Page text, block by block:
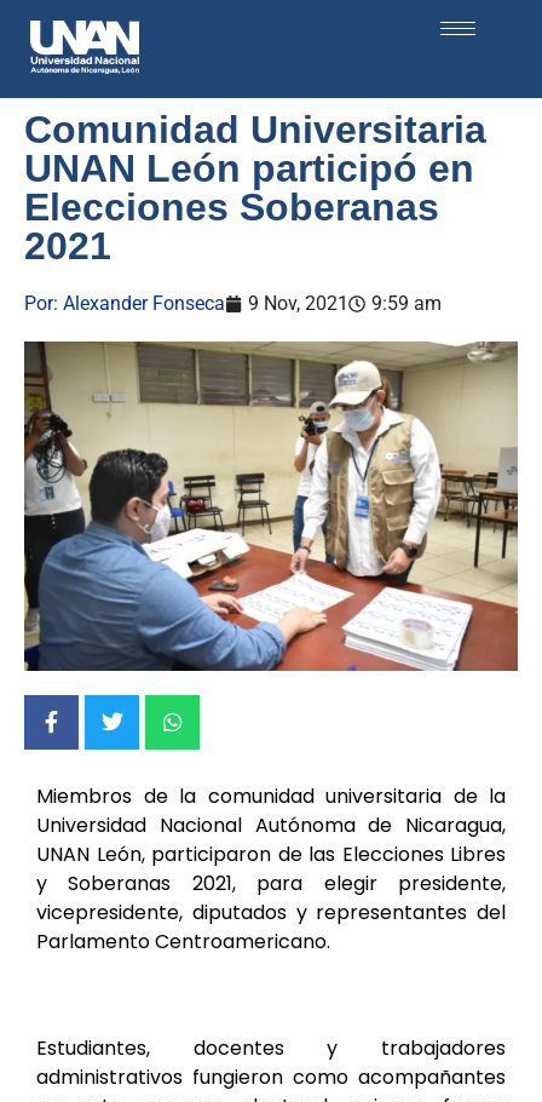
Comunidad Universitaria
UNAN León participó en
Elecciones Soberanas
2021
Por: Alexander Fonseca 9 Nov, 2021 9:59 am
Miembros de la comunidad universitaria de la
Universidad Nacional Autónoma de Nicaragua,
UNAN León, participaron de las Elecciones Libres
y Soberanas 2021, para elegir presidente,
vicepresidente, diputados y representantes del
Parlamento Centroamericano.
Estudiantes, docentes y trabajadores
administrativos fungieron como acompañantes